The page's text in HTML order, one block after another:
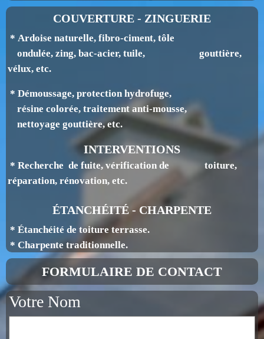
COUVERTURE - ZINGUERIE
* Ardoise naturelle, fibro-ciment, tôle
ondulée, zing, bac-acier, tuile, gouttière,
vélux, etc.
* Démoussage, protection hydrofuge,
résine colorée, traitement anti-mousse,
nettoyage gouttière, etc.
INTERVENTIONS
* Recherche de fuite, vérification de toiture,
réparation, rénovation, etc.
ÉTANCHÉITÉ - CHARPENTE
* Étanchéité de toiture terrasse.
* Charpente traditionnelle.
FORMULAIRE DE CONTACT
Votre Nom